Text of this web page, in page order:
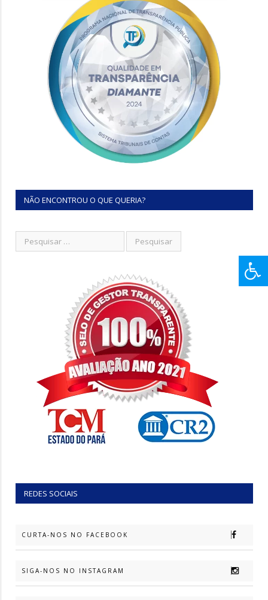
NÃO ENCONTROU O QUE QUERIA?
REDES SOCIAIS
CURTA-NOS NO FACEBOOK
SIGA-NOS NO INSTAGRAM